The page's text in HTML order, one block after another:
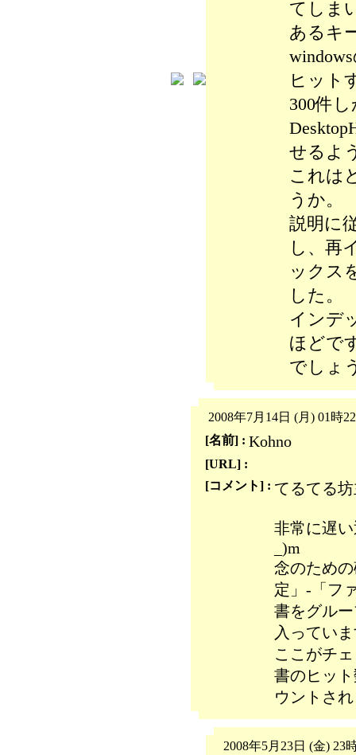
てしま
あるキ
ヒット
300件
せるよ
これは
うか。
説明に
し、再
ックス
した。
インデ
ほどで
でしょ
2008年7月14日 (月) 01時
[名前] : Kohno
[URL] :
[コメント] : てるてる
非常に遅
_)m
念のため
定」-「フ
書をグル
入ってい
ここがチ
書のヒッ
ウントさ
2008年5月23日 (金) 23